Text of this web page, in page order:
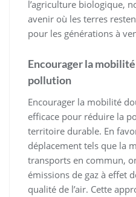
l’agriculture biologique,
avenir où les terres
pour les générations à
Encourager la
pollution
Encourager la mobilité
efficace pour réduire la
territoire durable. En
déplacement tels que la
transports en commun,
émissions de gaz à effet
qualité de l’air. Cette